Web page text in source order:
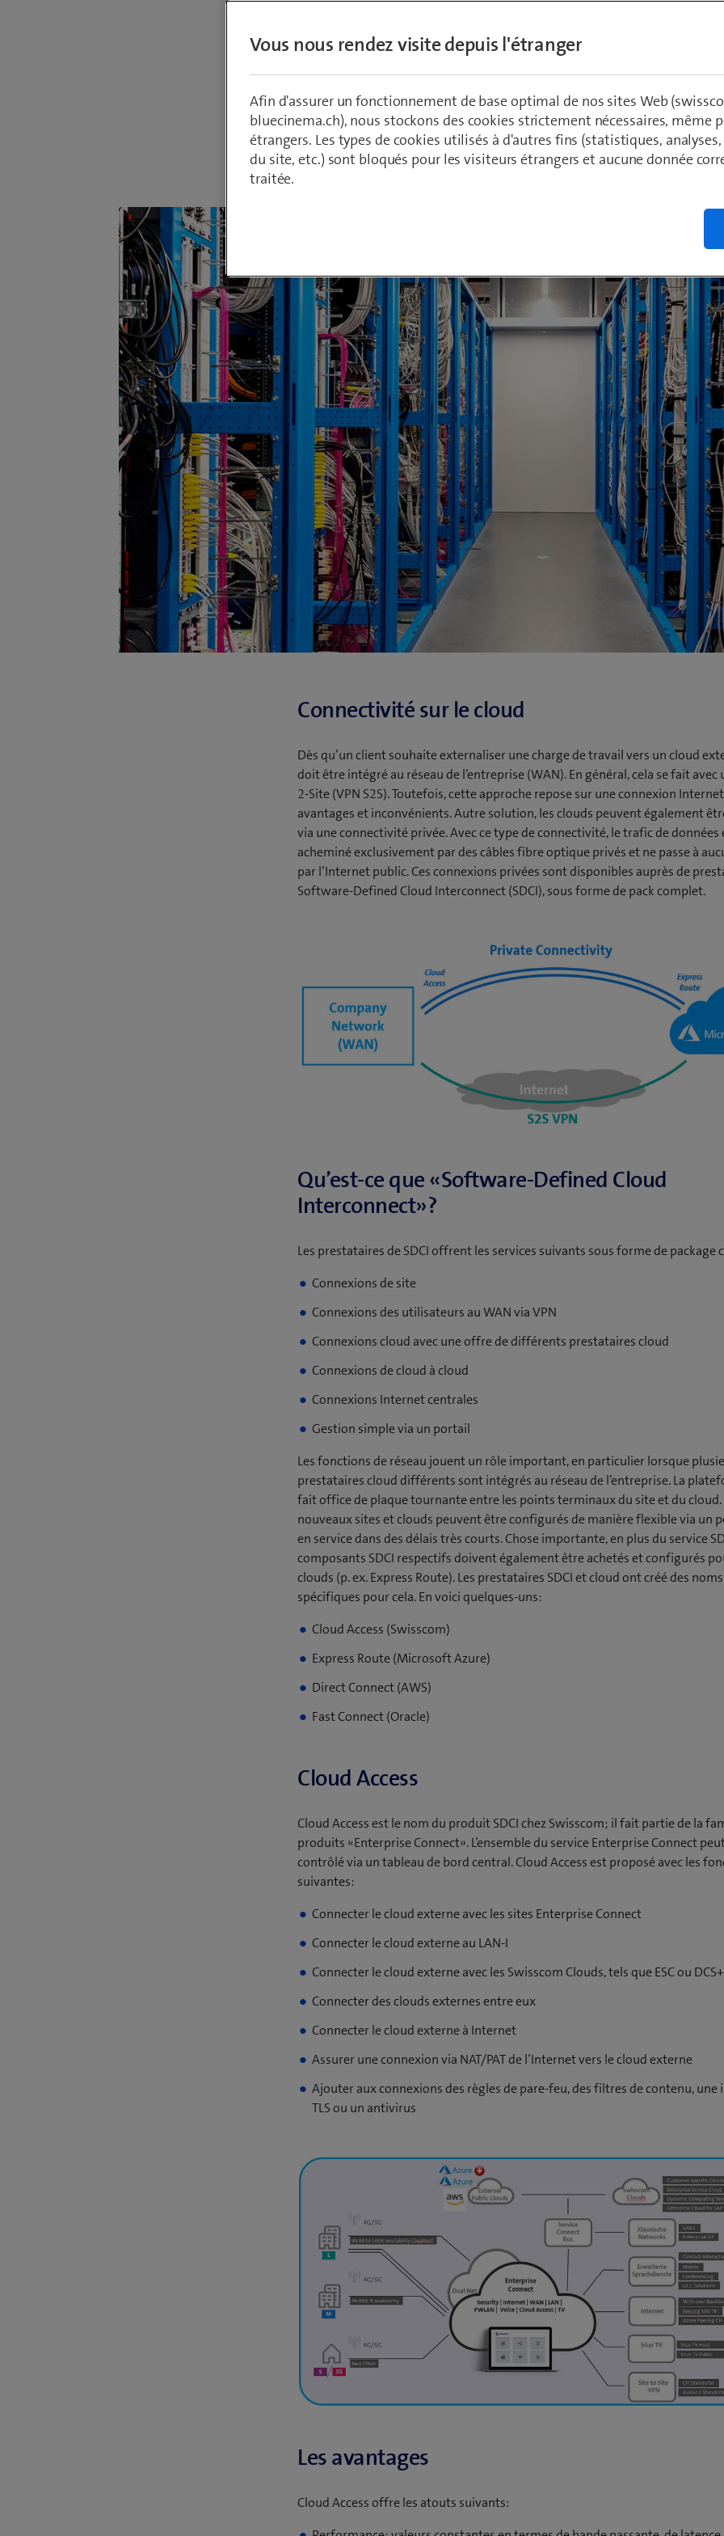
Microsoft, Amazon & Cie. «Cloud Access» de
produit Software-Defined Cloud Interconnect
permet d’intégrer l’infrastructure cloud en toute
dans le réseau d’entreprise existant.
Jan Tschopp , Product Manager Cloud Access
17 août 2021
Connectivité sur le cloud
Dès qu’un client souhaite externaliser une charge de travail vers un cloud
doit être intégré au réseau de l’entreprise (WAN). En général, cela se fait avec
2-Site (VPN S2S). Toutefois, cette approche repose sur une connexion
avantages et inconvénients. Autre solution, les clouds peuvent également
via une connectivité privée. Avec ce type de connectivité, le trafic de données
acheminé exclusivement par des câbles fibre optique privés et ne passe à
par l’Internet public. Ces connexions privées sont disponibles auprès de
Software-Defined Cloud Interconnect (SDCI), sous forme de pack complet.
Qu’est-ce que «Software-Defined Cloud
Interconnect»?
Les prestataires de SDCI offrent les services suivants sous forme de package
Connexions de site
Connexions des utilisateurs au WAN via VPN
Connexions cloud avec une offre de différents prestataires cloud
Connexions de cloud à cloud
Connexions Internet centrales
Gestion simple via un portail
Les fonctions de réseau jouent un rôle important, en particulier lorsque
prestataires cloud différents sont intégrés au réseau de l’entreprise. La
fait office de plaque tournante entre les points terminaux du site et du cloud.
nouveaux sites et clouds peuvent être configurés de manière flexible via un
en service dans des délais très courts. Chose importante, en plus du service
composants SDCI respectifs doivent également être achetés et configurés
clouds (p. ex. Express Route). Les prestataires SDCI et cloud ont créé des
spécifiques pour cela. En voici quelques-uns:
Cloud Access (Swisscom)
Express Route (Microsoft Azure)
Direct Connect (AWS)
Fast Connect (Oracle)
Cloud Access
Cloud Access est le nom du produit SDCI chez Swisscom; il fait partie de la
produits «Enterprise Connect». L’ensemble du service Enterprise Connect
contrôlé via un tableau de bord central. Cloud Access est proposé avec les
suivantes:
Connecter le cloud externe avec les sites Enterprise Connect
Connecter le cloud externe au LAN-I
Connecter le cloud externe avec les Swisscom Clouds, tels que ESC ou DCS+
Connecter des clouds externes entre eux
Connecter le cloud externe à Internet
Assurer une connexion via NAT/PAT de l’Internet vers le cloud externe
Ajouter aux connexions des règles de pare-feu, des filtres de contenu, une
TLS ou un antivirus
Les avantages
Cloud Access offre les atouts suivants:
Vous nous rendez visite depuis l'étranger
Afin d'assurer un fonctionnement de base optimal de nos sites Web
bluecinema.ch), nous stockons des cookies strictement nécessaires, même
étrangers. Les types de cookies utilisés à d'autres fins (statistiques,
du site, etc.) sont bloqués pour les visiteurs étrangers et aucune donnée
traitée.